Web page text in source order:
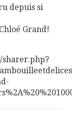
depuis si
Grand!